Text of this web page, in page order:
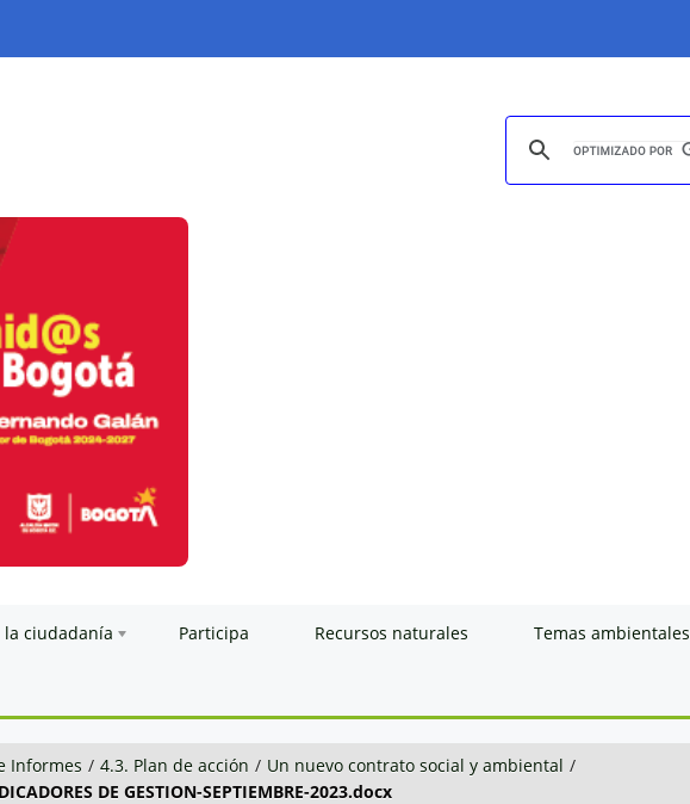
la ciudadanía Participa Recursos naturales Temas ambientales
Informes / 4.3. Plan de acción / Un nuevo contrato social y ambiental /
DE GESTION-SEPTIEMBRE-2023.docx